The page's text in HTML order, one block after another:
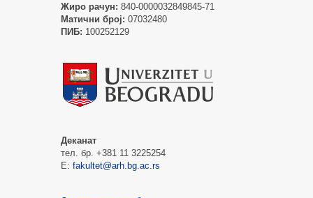
Жиро рачун: 840-0000032849845-71
Матични број: 07032480
ПИБ: 100252129
Деканат
тел. бр. +381 11 3225254
Е: fakultet@arh.bg.ac.rs